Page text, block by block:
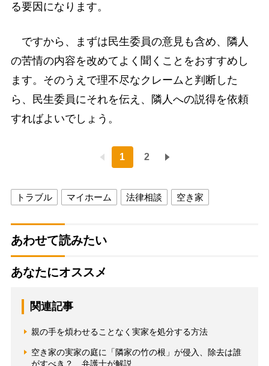
る要因になります。
ですから、まずは民生委員の意見も含め、隣人
の苦情の内容を改めてよく聞くことをおすすめし
ます。そのうえで理不尽なクレームと判断した
ら、民生委員にそれを伝え、隣人への説得を依頼
すればよいでしょう。
1 2
トラブル マイホーム 法律相談 空き家
あわせて読みたい
あなたにオススメ
関連記事
親の手を煩わせることなく実家を処分する方法
空き家の実家の庭に「隣家の竹の根」が侵入、除去は誰
がすべき？ 弁護士が解説